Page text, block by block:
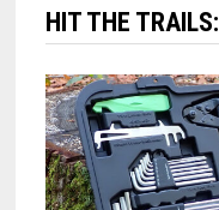
HIT THE TRAILS: